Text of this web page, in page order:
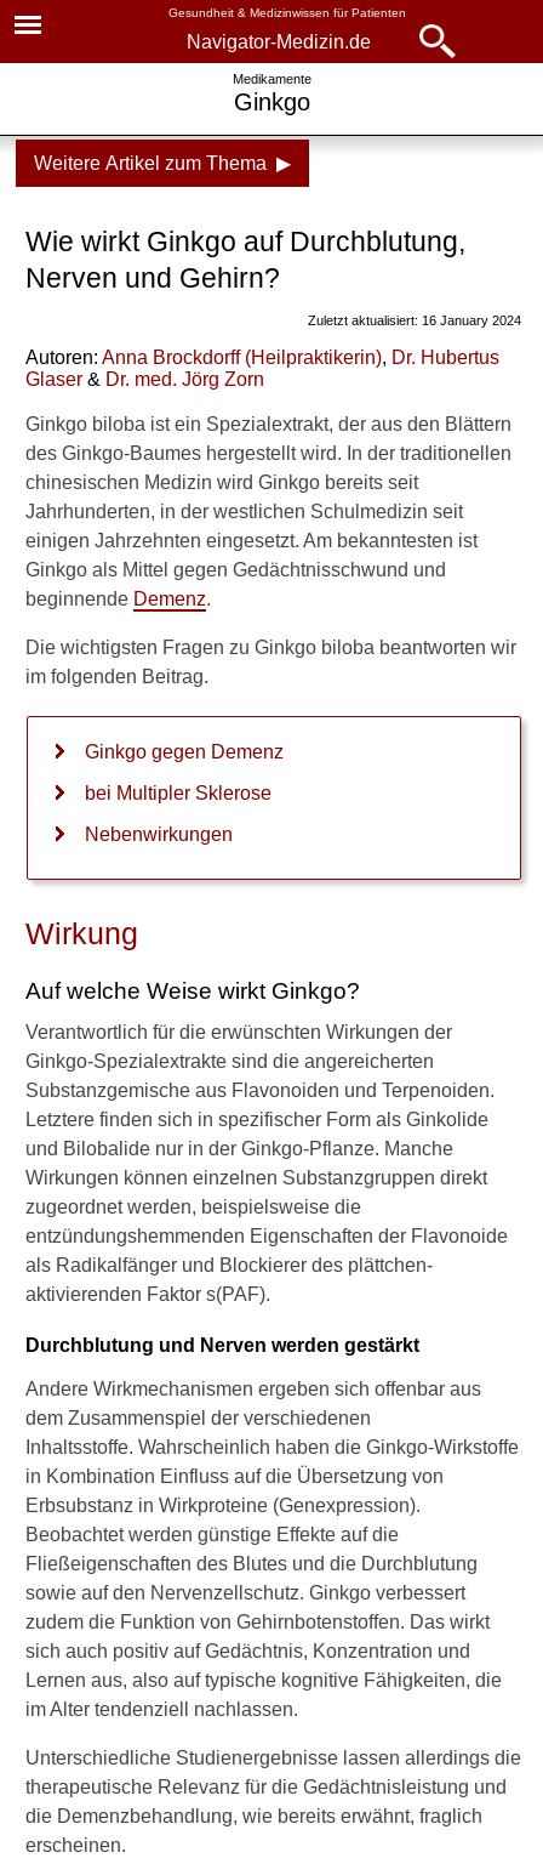
Gesundheit & Medizinwissen für Patienten
Navigator-Medizin.de
Medikamente
Ginkgo
Weitere Artikel zum Thema ▶
Wie wirkt Ginkgo auf Durchblutung,
Nerven und Gehirn?
Zuletzt aktualisiert: 16 January 2024
Autoren: Anna Brockdorff(Heilpraktikerin), Dr. Hubertus
Glaser & Dr. med. Jörg Zorn
Ginkgo biloba ist ein Spezialextrakt, der aus den Blättern
des Ginkgo-Baumes hergestellt wird. In der traditionellen
chinesischen Medizin wird Ginkgo bereits seit
Jahrhunderten, in der westlichen Schulmedizin seit
einigen Jahrzehnten eingesetzt. Am bekanntesten ist
Ginkgo als Mittel gegen Gedächtnisschwund und
beginnende Demenz.
Die wichtigsten Fragen zu Ginkgo biloba beantworten wir
im folgenden Beitrag.
Ginkgo gegen Demenz
bei Multipler Sklerose
Nebenwirkungen
Wirkung
Auf welche Weise wirkt Ginkgo?
Verantwortlich für die erwünschten Wirkungen der
Ginkgo-Spezialextrakte sind die angereicherten
Substanzgemische aus Flavonoiden und Terpenoiden.
Letztere finden sich in spezifischer Form als Ginkolide
und Bilobalide nur in der Ginkgo-Pflanze. Manche
Wirkungen können einzelnen Substanzgruppen direkt
zugeordnet werden, beispielsweise die
entzündungshemmenden Eigenschaften der Flavonoide
als Radikalfänger und Blockierer des plättchen-
aktivierenden Faktor s(PAF).
Durchblutung und Nerven werden gestärkt
Andere Wirkmechanismen ergeben sich offenbar aus
dem Zusammenspiel der verschiedenen
Inhaltsstoffe. Wahrscheinlich haben die Ginkgo-Wirkstoffe
in Kombination Einfluss auf die Übersetzung von
Erbsubstanz in Wirkproteine (Genexpression).
Beobachtet werden günstige Effekte auf die
Fließeigenschaften des Blutes und die Durchblutung
sowie auf den Nervenzellschutz. Ginkgo verbessert
zudem die Funktion von Gehirnbotenstoffen. Das wirkt
sich auch positiv auf Gedächtnis, Konzentration und
Lernen aus, also auf typische kognitive Fähigkeiten, die
im Alter tendenziell nachlassen.
Unterschiedliche Studienergebnisse lassen allerdings die
therapeutische Relevanz für die Gedächtnisleistung und
die Demenzbehandlung, wie bereits erwähnt, fraglich
erscheinen.
► News
► Diagnostik & Laborwerte
► Medikamente
► Gesundheitsthemen
▾
Medikamente
gegen Demenz
Wirkungseintritt
Nebenwirkungen
Weitere Inhalte dazu auf
Navigator-Medizin
Übungen im Alltag: Welche
helfen gegen Demenz?
Prognose und Verlauf bei
Multipler Sklerose
Beliebte Heilpflanzen und
ihre Wirkung
Verwandte Beiträge
K
n
D
m
e
n
i
t
M
e
d
k
m
n
t
e
n
b
h
a
n
d
e
t
w
r
d
e
n